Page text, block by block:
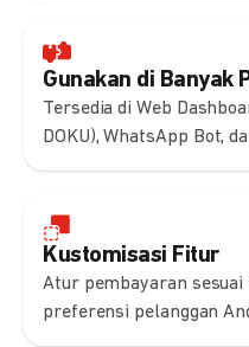
Gunakan di Banyak
Tersedia di Web
DOKU), WhatsApp Bot,
Kustomisasi Fitur
Atur pembayaran
preferensi pelanggan